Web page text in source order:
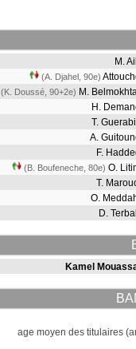
M.
(A. Djahel, 90e)
(K. Doussé, 90+2e) M.
H.
T.
A.
F.
(B. Boufeneche, 80e) O.
T.
O.
D.
Kamel
age moyen des titulaires